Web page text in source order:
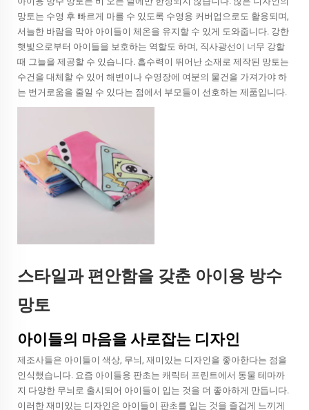
망토는 수영 후 빠르게 마를 수 있도록 수영용 커버업으로도 활용되며,
서늘한 바람을 막아 아이들이 체온을 유지할 수 있게 도와줍니다. 강한
햇빛으로부터 아이들을 보호하는 역할도 하며, 직사광선이 너무 강할
때 그늘을 제공할 수 있습니다. 흡수력이 뛰어난 소재로 제작된 망토는
수건을 대체할 수 있어 해변이나 수영장에 여분의 물건을 가져가야 하
는 번거로움을 줄일 수 있다는 점에서 부모들이 선호하는 제품입니다.
스타일과 편안함을 갖춘 아이용 방수
망토
아이들의 마음을 사로잡는 디자인
제조사들은 아이들이 색상, 무늬, 재미있는 디자인을 좋아한다는 점을
인식했습니다. 요즘 아이들용 판초는 캐릭터 프린트에서 동물 테마까
지 다양한 무늬로 출시되어 아이들이 입는 것을 더 좋아하게 만듭니다.
이러한 재미있는 디자인은 아이들이 판초를 입는 것을 즐겁게 느끼게